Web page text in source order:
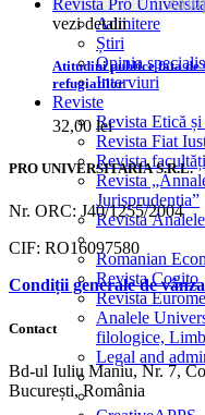
Revista Pro
Admitere
Știri
Opinia
Interviuri
Reviste
Revista Etică
Revista Fiat
Revista
Revista
Jurisprudentia”
Revista
Romanian
Revista Cogito
Revista
Analele
filologice,
Legal and
vezi detalii
Atitudini publice fata de
refugiatilor
32,00 lei
PRO UNIVERSITARIA S.R.L.
Nr. ORC: J40/1255/2004
CIF: RO16097580
Condiții generale de
Contact
Bd-ul Iuliu Maniu, Nr. 7,
București, România